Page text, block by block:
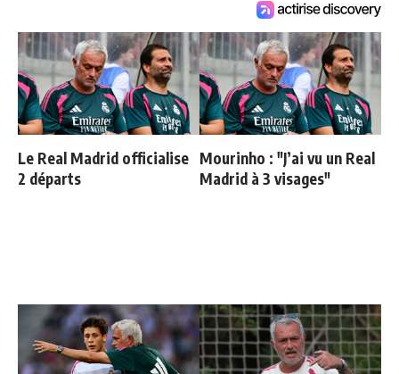
Le Real Madrid officialise
2 départs
Mourinho : "J’ai vu un Real
Madrid à 3 visages"